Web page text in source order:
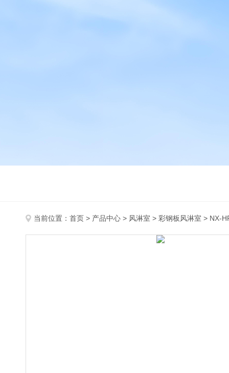
当前位置： 首页 > 产品中心 > 风淋室 > 彩钢板风淋室 > NX-